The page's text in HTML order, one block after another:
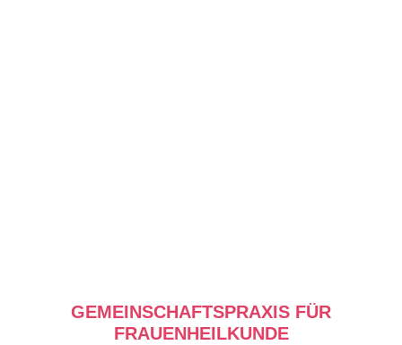
GEMEINSCHAFTSPRAXIS FÜR
FRAUENHEILKUNDE